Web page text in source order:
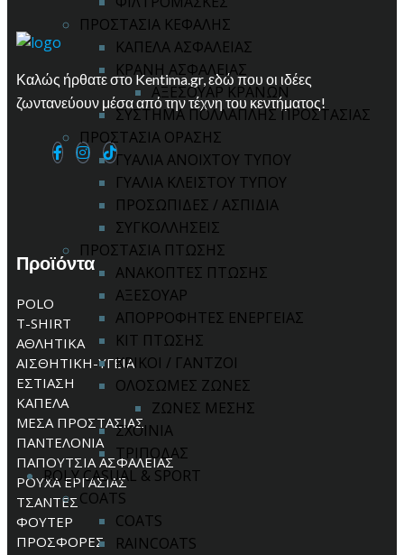
ΠΡΟΣΤΑΣΙΑ ΚΕΦΑΛΗΣ
ΚΑΠΕΛΑ ΑΣΦΑΛΕΙΑΣ
ΚΡΑΝΗ ΑΣΦΑΛΕΙΑΣ
ΑΞΕΣΟΥΑΡ ΚΡΑΝΩΝ
ΣΥΣΤΗΜΑ ΠΟΛΛΑΠΛΗΣ ΠΡΟΣΤΑΣΙΑΣ
ΠΡΟΣΤΑΣΙΑ ΟΡΑΣΗΣ
ΓΥΑΛΙΑ ΑΝΟΙΧΤΟΥ ΤΥΠΟΥ
ΓΥΑΛΙΑ ΚΛΕΙΣΤΟΥ ΤΥΠΟΥ
ΠΡΟΣΩΠΙΔΕΣ / ΑΣΠΙΔΙΑ
ΣΥΓΚΟΛΛΗΣΕΙΣ
ΠΡΟΣΤΑΣΙΑ ΠΤΩΣΗΣ
ΑΝΑΚΟΠΤΕΣ ΠΤΩΣΗΣ
ΑΞΕΣΟΥΑΡ
ΑΠΟΡΡΟΦΗΤΕΣ ΕΝΕΡΓΕΙΑΣ
ΚΙΤ ΠΤΩΣΗΣ
ΚΡΙΚΟΙ / ΓΑΝΤΖΟΙ
ΟΛΟΣΩΜΕΣ ΖΩΝΕΣ
ΖΩΝΕΣ ΜΕΣΗΣ
ΣΧΟΙΝΙΑ
ΤΡΙΠΟΔΑΣ
ROLY CASUAL & SPORT
COATS
COATS
RAINCOATS
Καλώς ήρθατε στο Kentima.gr, εδώ που οι ιδέες
ζωντανεύουν μέσα από την τέχνη του κεντήματος!
Προϊόντα
POLO
T-SHIRT
ΑΘΛΗΤΙΚΑ
ΑΙΣΘΗΤΙΚΗ-ΥΓΕΙΑ
ΕΣΤΙΑΣΗ
ΚΑΠΕΛΑ
ΜΕΣΑ ΠΡΟΣΤΑΣΙΑΣ
ΠΑΝΤΕΛΟΝΙΑ
ΠΑΠΟΥΤΣΙΑ ΑΣΦΑΛΕΙΑΣ
ΡΟΥΧΑ ΕΡΓΑΣΙΑΣ
ΤΣΑΝΤΕΣ
ΦΟΥΤΕΡ
ΠΡΟΣΦΟΡΕΣ